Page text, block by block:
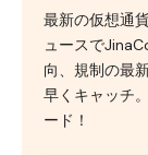
最新の仮想通
ュースで
向、規制の最
早くキャッチ
ード！